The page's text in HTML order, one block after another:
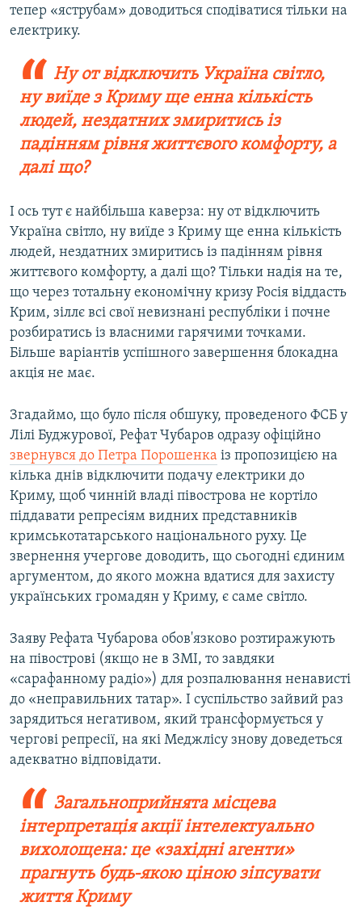
тепер «яструбам» доводиться сподіватися тільки на
електрику.
Ну от відключить Україна світло,
ну виїде з Криму ще енна кількість
людей, нездатних змиритись із
падінням рівня життєвого комфорту, а
далі що?
І ось тут є найбільша каверза: ну от відключить
Україна світло, ну виїде з Криму ще енна кількість
людей, нездатних змиритись із падінням рівня
життєвого комфорту, а далі що? Тільки надія на те,
що через тотальну економічну кризу Росія віддасть
Крим, зіллє всі свої невизнані республіки і почне
розбиратись із власними гарячими точками.
Більше варіантів успішного завершення блокадна
акція не має.
Згадаймо, що було після обшуку, проведеного ФСБ у
Лілі Буджурової, Рефат Чубаров одразу офіційно
звернувся до Петра Порошенка із пропозицією на
кілька днів відключити подачу електрики до
Криму, щоб чинній владі півострова не кортіло
піддавати репресіям видних представників
кримськотатарського національного руху. Це
звернення учергове доводить, що сьогодні єдиним
аргументом, до якого можна вдатися для захисту
українських громадян у Криму, є саме світло.
Заяву Рефата Чубарова обов'язково розтиражують
на півострові (якщо не в ЗМІ, то завдяки
«сарафанному радіо») для розпалювання ненависті
до «неправильних татар». І суспільство зайвий раз
зарядиться негативом, який трансформується у
чергові репресії, на які Меджлісу знову доведеться
адекватно відповідати.
Загальноприйнята місцева
інтерпретація акції інтелектуально
вихолощена: це «західні агенти»
прагнуть будь-якою ціною зіпсувати
життя Криму